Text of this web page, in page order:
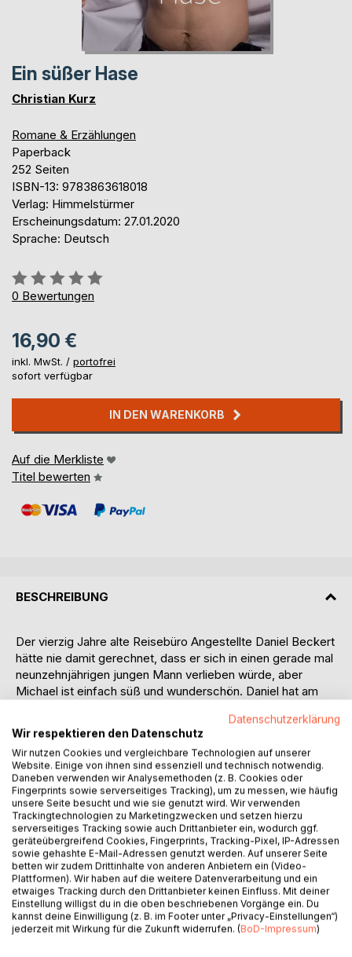
Ein süßer Hase
Christian Kurz
Romane & Erzählungen
Paperback
252 Seiten
ISBN-13: 9783863618018
Verlag: Himmelstürmer
Erscheinungsdatum: 27.01.2020
Sprache: Deutsch
Bewertung::
0%
0 Bewertungen
16,90 €
inkl. MwSt. / portofrei
sofort verfügbar
IN DEN WARENKORB
Auf die Merkliste
Titel bewerten
BESCHREIBUNG
Der vierzig Jahre alte Reisebüro Angestellte Daniel Beckert
hätte nie damit gerechnet, dass er sich in einen gerade mal
neunzehnjährigen jungen Mann verlieben würde, aber
Michael ist einfach süß und wunderschön. Daniel hat am
eine Daddy-Boy-Beziehung ausgeschlossen hatte, jedoch
spürt er bei Michi nun endlich die große, schöne Liebe.
Allerdings machen sich durchaus Probleme bemerkbar,
denn manche Dinge sind anders, als sie auf dem ersten
Blick erscheinen. Davon bekommt Daniel anfangs
allerdings noch nichts mit, denn er muss sich neben seinen
verliebten Gefühlen zusätzlich noch einigen Komplikationen
bei der Arbeit stellen, und ein Klassentreffen steht
ebenfalls noch bevor. Bei dem Treffen begegnet er auch
Jens Löhrens wieder, welcher ihn damals in der Schule
immer wieder verprügelt hatte, weil Jens keine Schwulen
mag. Daniel versucht sich nichts anmerken zu lassen, aber
die erneute Begegnung mit seinem alten Schulfeind lässt
ihn doch etwas mitgenommen zurück. Zum Glück kann er
Datenschutzerklärung
Wir respektieren den Datenschutz
Wir nutzen Cookies und vergleichbare Technologien auf unserer
Website. Einige von ihnen sind essenziell und technisch notwendig.
Daneben verwenden wir Analysemethoden (z. B. Cookies oder
Fingerprints sowie serverseitiges Tracking), um zu messen, wie häufig
unsere Seite besucht und wie sie genutzt wird. Wir verwenden
Trackingtechnologien zu Marketingzwecken und setzen hierzu
serverseitiges Tracking sowie auch Drittanbieter ein, wodurch ggf.
geräteübergreifend Cookies, Fingerprints, Tracking-Pixel, IP-Adressen
sowie gehashte E-Mail-Adressen genutzt werden. Auf unserer Seite
betten wir zudem Drittinhalte von anderen Anbietern ein (Video-
Plattformen). Wir haben auf die weitere Datenverarbeitung und ein
etwaiges Tracking durch den Drittanbieter keinen Einfluss. Mit deiner
Einstellung willigst du in die oben beschriebenen Vorgänge ein. Du
kannst deine Einwilligung (z. B. im Footer unter „Privacy-Einstellungen“)
jederzeit mit Wirkung für die Zukunft widerrufen. (BoD-Impressum)